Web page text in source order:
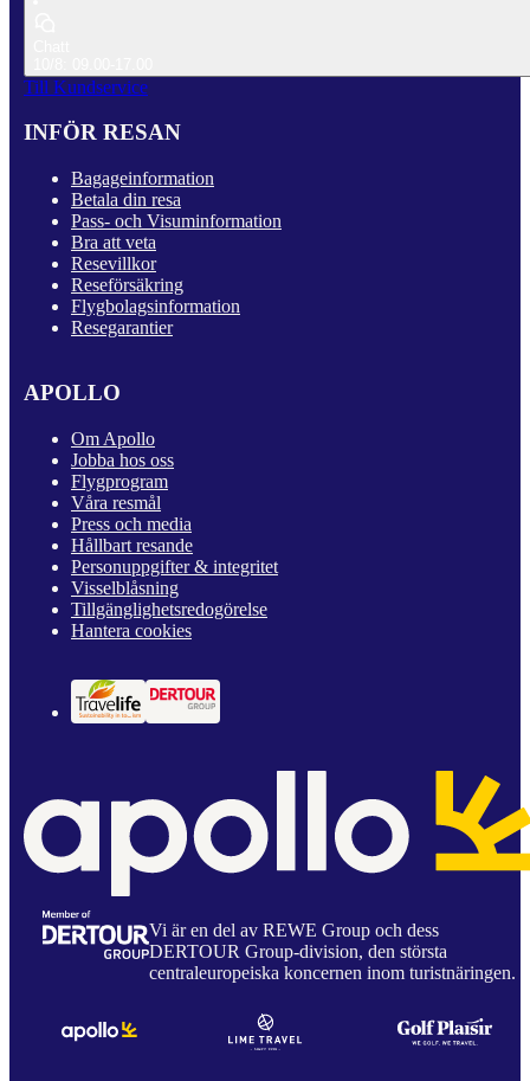
Till Kundservice
INFÖR RESAN
Bagageinformation
Betala din resa
Pass- och Visuminformation
Bra att veta
Resevillkor
Reseförsäkring
Flygbolagsinformation
Resegarantier
APOLLO
Om Apollo
Jobba hos oss
Flygprogram
Våra resmål
Press och media
Hållbart resande
Personuppgifter & integritet
Visselblåsning
Tillgänglighetsredogörelse
Hantera cookies
Vi är en del av REWE Group och dess
DERTOUR Group-division, den största
centraleuropeiska koncernen inom turistnäringen.